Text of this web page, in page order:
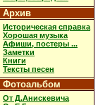
Архив
Историческая справка
Хорошая музыка
Афиши, постеры ...
Заметки
Книги
Тексты песен
Фотоальбом
От Д.Анискевича